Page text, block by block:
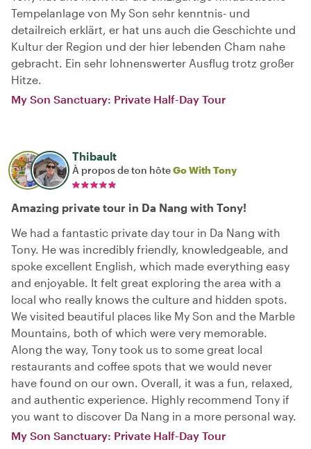
Tempelanlage von My Son sehr kenntnis- und
detailreich erklärt, er hat uns auch die Geschichte und
Kultur der Region und der hier lebenden Cham nahe
gebracht. Ein sehr lohnenswerter Ausflug trotz großer
Hitze.
My Son Sanctuary: Private Half-Day Tour
Thibault
À propos de ton hôteGo With Tony
Amazing private tour in Da Nang with Tony!
We had a fantastic private day tour in Da Nang with
Tony. He was incredibly friendly, knowledgeable, and
spoke excellent English, which made everything easy
and enjoyable. It felt great exploring the area with a
local who really knows the culture and hidden spots.
We visited beautiful places like My Son and the Marble
Mountains, both of which were very memorable.
Along the way, Tony took us to some great local
restaurants and coffee spots that we would never
have found on our own. Overall, it was a fun, relaxed,
and authentic experience. Highly recommend Tony if
you want to discover Da Nang in a more personal way.
My Son Sanctuary: Private Half-Day Tour